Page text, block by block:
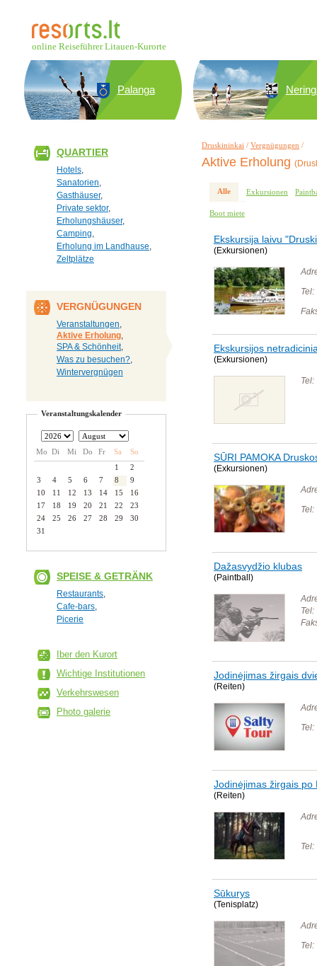
online Reiseführer Litauen-Kurorte
Palanga
QUARTIER
Hotels,
Sanatorien,
Gasthäuser,
Private sektor,
Erholungshäuser,
Camping,
Erholung im Landhause,
Zeltplätze
VERGNÜGUNGEN
Veranstaltungen,
Aktive Erholung,
SPA & Schönheit,
Was zu besuchen?,
Wintervergnügen
Veranstaltungskalender
Mo Di Mi Do Fr Sa
So
1
2
3
4 5 6 7 8
9
10
11 12 13 14 15
16
17
18 19 20 21 22
23
24
25 26 27 28 29
30
31
SPEISE & GETRÄNK
Restaurants,
Cafe-bars,
Picerie
Iber den Kurort
Wichtige Institutionen
Verkehrswesen
Photo galerie
Druskininkai / Vergnügungen /
Aktive Erholung
Alle Exkursionen
Boot miete
Ekskursija laivu
(Exkursionen)
Tel:
Ekskursijos
(Exkursionen)
Tel:
SŪRI PAMOKA
(Exkursionen)
Tel:
Dažasvydžio klubas
(Paintball)
Tel:
Jodinėjimas žirgais
(Reiten)
Tel:
Jodinėjimas žirgais po
(Reiten)
Tel:
Sūkurys
(Tenisplatz)
Tel: